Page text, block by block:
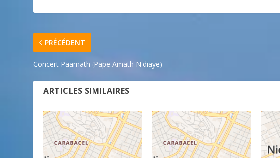
PRÉCÉDENT
Concert Paamath (Pape Amath N'diaye)
ARTICLES SIMILAIRES